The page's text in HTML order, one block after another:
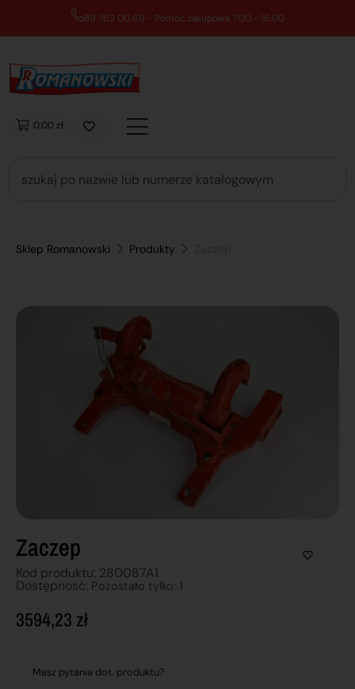
89 762 00 69 - Pomoc zakupowa 7:00 - 16:00
0,00 zł
Sklep Romanowski Produkty
Zaczep
Kod produktu: 280087A1
Dostępnosć: Pozostało tylko: 1
3594,23 zł
Masz pytania dot. produktu?